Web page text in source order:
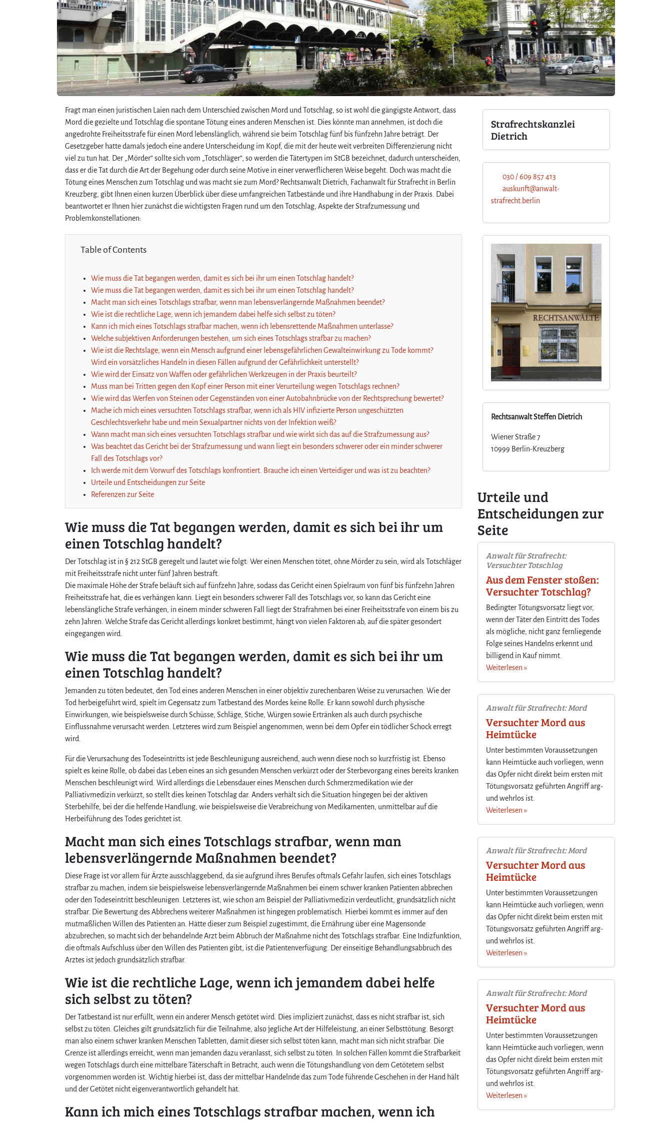
Fragt man einen juristischen Laien nach dem Unterschied zwischen Mord und Totschlag, so ist wohl die gängigste Antwort, dass
Mord die gezielte und Totschlag die spontane Tötung eines anderen Menschen ist. Dies könnte man annehmen, ist doch die
angedrohte Freiheitsstrafe für einen Mord lebenslänglich, während sie beim Totschlag fünf bis fünfzehn Jahre beträgt. Der
Gesetzgeber hatte damals jedoch eine andere Unterscheidung im Kopf, die mit der heute weit verbreiten Differenzierung nicht
viel zu tun hat. Der „Mörder“ sollte sich vom „Totschläger“, so werden die Tätertypen im StGB bezeichnet, dadurch unterscheiden,
dass er die Tat durch die Art der Begehung oder durch seine Motive in einer verwerflicheren Weise begeht. Doch was macht die
Tötung eines Menschen zum Totschlag und was macht sie zum Mord? Rechtsanwalt Dietrich, Fachanwalt für Strafrecht in Berlin
Kreuzberg, gibt Ihnen einen kurzen Überblick über diese umfangreichen Tatbestände und ihre Handhabung in der Praxis. Dabei
beantwortet er Ihnen hier zunächst die wichtigsten Fragen rund um den Totschlag, Aspekte der Strafzumessung und
Problemkonstellationen:
Table of Contents
Wie muss die Tat begangen werden, damit es sich bei ihr um einen Totschlag handelt?
Wie muss die Tat begangen werden, damit es sich bei ihr um einen Totschlag handelt?
Macht man sich eines Totschlags strafbar, wenn man lebensverlängernde Maßnahmen beendet?
Wie ist die rechtliche Lage, wenn ich jemandem dabei helfe sich selbst zu töten?
Kann ich mich eines Totschlags strafbar machen, wenn ich lebensrettende Maßnahmen unterlasse?
Welche subjektiven Anforderungen bestehen, um sich eines Totschlags strafbar zu machen?
Wie ist die Rechtslage, wenn ein Mensch aufgrund einer lebensgefährlichen Gewalteinwirkung zu Tode kommt?
Wird ein vorsätzliches Handeln in diesen Fällen aufgrund der Gefährlichkeit unterstellt?
Wie wird der Einsatz von Waffen oder gefährlichen Werkzeugen in der Praxis beurteilt?
Muss man bei Tritten gegen den Kopf einer Person mit einer Verurteilung wegen Totschlags rechnen?
Wie wird das Werfen von Steinen oder Gegenständen von einer Autobahnbrücke von der Rechtsprechung bewertet?
Mache ich mich eines versuchten Totschlags strafbar, wenn ich als HIV infizierte Person ungeschützten
Geschlechtsverkehr habe und mein Sexualpartner nichts von der Infektion weiß?
Wann macht man sich eines versuchten Totschlags strafbar und wie wirkt sich das auf die Strafzumessung aus?
Was beachtet das Gericht bei der Strafzumessung und wann liegt ein besonders schwerer oder ein minder schwerer
Fall des Totschlags vor?
Ich werde mit dem Vorwurf des Totschlags konfrontiert. Brauche ich einen Verteidiger und was ist zu beachten?
Urteile und Entscheidungen zur Seite
Referenzen zur Seite
Wie muss die Tat begangen werden, damit es sich bei ihr um
einen Totschlag handelt?
Der Totschlag ist in § 212 StGB geregelt und lautet wie folgt: Wer einen Menschen tötet, ohne Mörder zu sein, wird als Totschläger
mit Freiheitsstrafe nicht unter fünf Jahren bestraft.
Die maximale Höhe der Strafe beläuft sich auf fünfzehn Jahre, sodass das Gericht einen Spielraum von fünf bis fünfzehn Jahren
Freiheitsstrafe hat, die es verhängen kann. Liegt ein besonders schwerer Fall des Totschlags vor, so kann das Gericht eine
lebenslängliche Strafe verhängen, in einem minder schweren Fall liegt der Strafrahmen bei einer Freiheitsstrafe von einem bis zu
zehn Jahren. Welche Strafe das Gericht allerdings konkret bestimmt, hängt von vielen Faktoren ab, auf die später gesondert
eingegangen wird.
Wie muss die Tat begangen werden, damit es sich bei ihr um
einen Totschlag handelt?
Jemanden zu töten bedeutet, den Tod eines anderen Menschen in einer objektiv zurechenbaren Weise zu verursachen. Wie der
Tod herbeigeführt wird, spielt im Gegensatz zum Tatbestand des Mordes keine Rolle. Er kann sowohl durch physische
Einwirkungen, wie beispielsweise durch Schüsse, Schläge, Stiche, Würgen sowie Ertränken als auch durch psychische
Einflussnahme verursacht werden. Letzteres wird zum Beispiel angenommen, wenn bei dem Opfer ein tödlicher Schock erregt
wird.
Für die Verursachung des Todeseintritts ist jede Beschleunigung ausreichend, auch wenn diese noch so kurzfristig ist. Ebenso
spielt es keine Rolle, ob dabei das Leben eines an sich gesunden Menschen verkürzt oder der Sterbevorgang eines bereits kranken
Menschen beschleunigt wird. Wird allerdings die Lebensdauer eines Menschen durch Schmerzmedikation wie der
Palliativmedizin verkürzt, so stellt dies keinen Totschlag dar. Anders verhält sich die Situation hingegen bei der aktiven
Sterbehilfe, bei der die helfende Handlung, wie beispielsweise die Verabreichung von Medikamenten, unmittelbar auf die
Herbeiführung des Todes gerichtet ist.
Macht man sich eines Totschlags strafbar, wenn man
lebensverlängernde Maßnahmen beendet?
Diese Frage ist vor allem für Ärzte ausschlaggebend, da sie aufgrund ihres Berufes oftmals Gefahr laufen, sich eines Totschlags
strafbar zu machen, indem sie beispielsweise lebensverlängernde Maßnahmen bei einem schwer kranken Patienten abbrechen
oder den Todeseintritt beschleunigen. Letzteres ist, wie schon am Beispiel der Palliativmedizin verdeutlicht, grundsätzlich nicht
strafbar. Die Bewertung des Abbrechens weiterer Maßnahmen ist hingegen problematisch. Hierbei kommt es immer auf den
mutmaßlichen Willen des Patienten an. Hätte dieser zum Beispiel zugestimmt, die Ernährung über eine Magensonde
abzubrechen, so macht sich der behandelnde Arzt beim Abbruch der Maßnahme nicht des Totschlags strafbar. Eine Indizfunktion,
die oftmals Aufschluss über den Willen des Patienten gibt, ist die Patientenverfügung. Der einseitige Behandlungsabbruch des
Arztes ist jedoch grundsätzlich strafbar.
Wie ist die rechtliche Lage, wenn ich jemandem dabei helfe
sich selbst zu töten?
Der Tatbestand ist nur erfüllt, wenn ein anderer Mensch getötet wird. Dies impliziert zunächst, dass es nicht strafbar ist, sich
selbst zu töten. Gleiches gilt grundsätzlich für die Teilnahme, also jegliche Art der Hilfeleistung, an einer Selbsttötung. Besorgt
man also einem schwer kranken Menschen Tabletten, damit dieser sich selbst töten kann, macht man sich nicht strafbar. Die
Grenze ist allerdings erreicht, wenn man jemanden dazu veranlasst, sich selbst zu töten. In solchen Fällen kommt die Strafbarkeit
wegen Totschlags durch eine mittelbare Täterschaft in Betracht, auch wenn die Tötungshandlung von dem Getötetem selbst
vorgenommen worden ist. Wichtig hierbei ist, dass der mittelbar Handelnde das zum Tode führende Geschehen in der Hand hält
und der Getötet nicht eigenverantwortlich gehandelt hat.
Kann ich mich eines Totschlags strafbar machen, wenn ich
Strafrechtskanzlei
Dietrich
030 / 609 857 413
auskunft@anwalt-
strafrecht.berlin
Rechtsanwalt Steffen Dietrich
Wiener Straße 7
10999 Berlin-Kreuzberg
Urteile und
Entscheidungen zur
Seite
Anwalt für Strafrecht:
Versuchter Totschlag
Aus dem Fenster stoßen:
Versuchter Totschlag?
Bedingter Tötungsvorsatz liegt vor,
wenn der Täter den Eintritt des Todes
als mögliche, nicht ganz fernliegende
Folge seines Handelns erkennt und
billigend in Kauf nimmt.
Weiterlesen »
Anwalt für Strafrecht: Mord
Versuchter Mord aus
Heimtücke
Unter bestimmten Voraussetzungen
kann Heimtücke auch vorliegen, wenn
das Opfer nicht direkt beim ersten mit
Tötungsvorsatz geführten Angriff arg-
und wehrlos ist.
Weiterlesen »
Anwalt für Strafrecht: Mord
Versuchter Mord aus
Heimtücke
Unter bestimmten Voraussetzungen
kann Heimtücke auch vorliegen, wenn
das Opfer nicht direkt beim ersten mit
Tötungsvorsatz geführten Angriff arg-
und wehrlos ist.
Weiterlesen »
Anwalt für Strafrecht: Mord
Versuchter Mord aus
Heimtücke
Unter bestimmten Voraussetzungen
kann Heimtücke auch vorliegen, wenn
das Opfer nicht direkt beim ersten mit
Tötungsvorsatz geführten Angriff arg-
und wehrlos ist.
Weiterlesen »